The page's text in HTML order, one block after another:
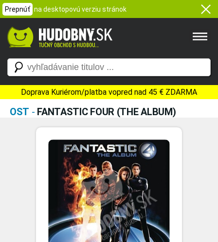
Prepnúť na desktopovú verziu stránok
Doprava Kuriérom/platba vopred nad 45 € ZDARMA
OST - FANTASTIC FOUR (THE ALBUM)